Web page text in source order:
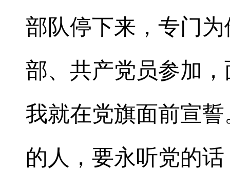
部队停下来，专门
部、共产党员参加
我就在党旗面前宣
的人，要永听党的